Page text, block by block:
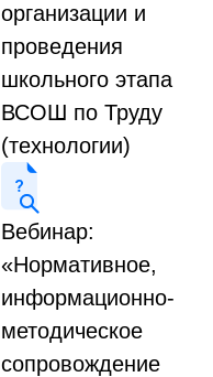
организации и
проведения
школьного этапа
ВСОШ по Труду
(технологии)
Вебинар:
«Нормативное,
информационно-
методическое
сопровождение